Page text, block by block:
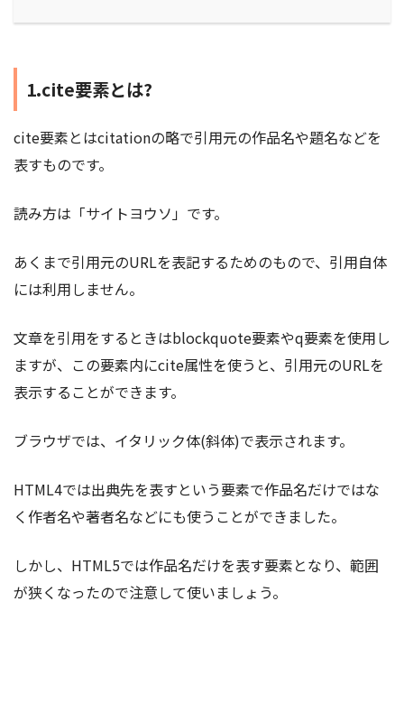
1.cite要素とは?
cite要素とはcitationの略で引用元の作品名や題名などを
表すものです。
読み方は「サイトヨウソ」です。
あくまで引用元のURLを表記するためのもので、引用自体
には利用しません。
文章を引用をするときはblockquote要素やq要素を使用し
ますが、この要素内にcite属性を使うと、引用元のURLを
表示することができます。
ブラウザでは、イタリック体(斜体)で表示されます。
HTML4では出典先を表すという要素で作品名だけではな
く作者名や著者名などにも使うことができました。
しかし、HTML5では作品名だけを表す要素となり、範囲
が狭くなったので注意して使いましょう。